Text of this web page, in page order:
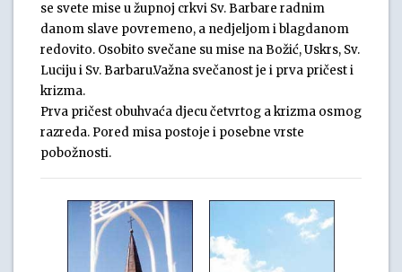
se svete mise u župnoj crkvi Sv. Barbare radnim
danom slave povremeno, a nedjeljom i blagdanom
redovito. Osobito svečane su mise na Božić, Uskrs, Sv.
Luciju i Sv. Barbaru.Važna svečanost je i prva pričest i
krizma.
Prva pričest obuhvaća djecu četvrtog a krizma osmog
razreda. Pored misa postoje i posebne vrste
pobožnosti.